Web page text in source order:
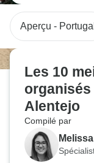
Aperçu - Portugal
Les 10
organisés
Alentejo
Compilé par
Melissa